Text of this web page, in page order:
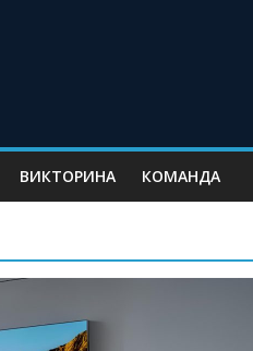
ВИКТОРИНА КОМАНДА